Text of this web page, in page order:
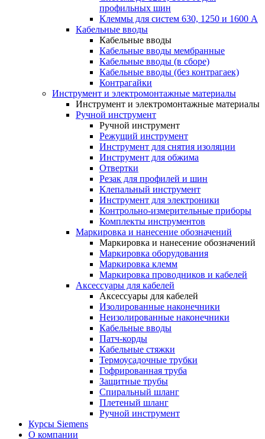
профильных шин
Клеммы для систем 630, 1250 и 1600 А
Кабельные вводы
Кабельные вводы
Кабельные вводы мембранные
Кабельные вводы (в сборе)
Кабельные вводы (без контрагаек)
Контрагайки
Инструмент и электромонтажные материалы
Инструмент и электромонтажные материалы
Ручной инструмент
Ручной инструмент
Режущий инструмент
Инструмент для снятия изоляции
Инструмент для обжима
Отвертки
Резак для профилей и шин
Клепальный инструмент
Инструмент для электроники
Контрольно-измерительные приборы
Комплекты инструментов
Маркировка и нанесение обозначений
Маркировка и нанесение обозначений
Маркировка оборудования
Маркировка клемм
Маркировка проводников и кабелей
Аксессуары для кабелей
Аксессуары для кабелей
Изолированные наконечники
Неизолированные наконечники
Кабельные вводы
Патч-корды
Кабельные стяжки
Термоусадочные трубки
Гофрированная труба
Защитные трубы
Спиральный шланг
Плетеный шланг
Ручной инструмент
Курсы Siemens
О компании